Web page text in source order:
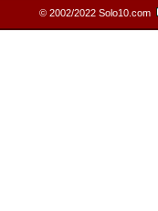
© 2002/2022 Solo10.com